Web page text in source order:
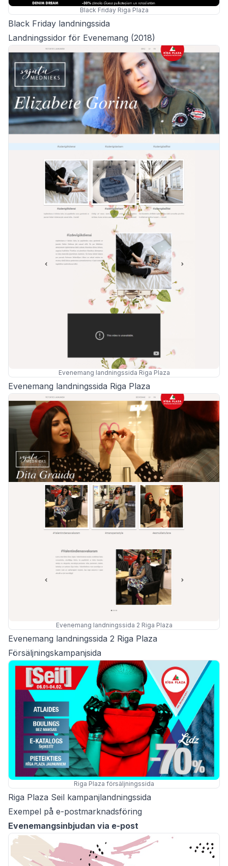
Black Friday Riga Plaza
Black Friday landningssida
Landningssidor för Evenemang (2018)
Evenemang landningssida Riga Plaza
Evenemang landningssida Riga Plaza
Evenemang landningssida 2 Riga Plaza
Evenemang landningssida 2 Riga Plaza
Försäljningskampanjsida
Riga Plaza försäljningssida
Riga Plaza Seil kampanjlandningssida
Exempel på e-postmarknadsföring
Evenemangsinbjudan via e-post